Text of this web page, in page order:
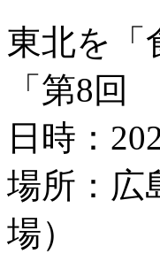
東北を「
「第8
日時：
場所：
場）